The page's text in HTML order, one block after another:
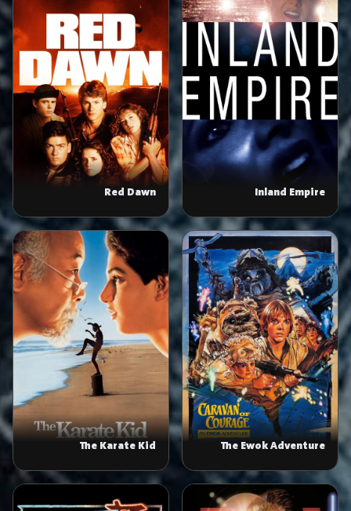
Inland Empire
Red Dawn
The Ewok Adventure
The Karate Kid